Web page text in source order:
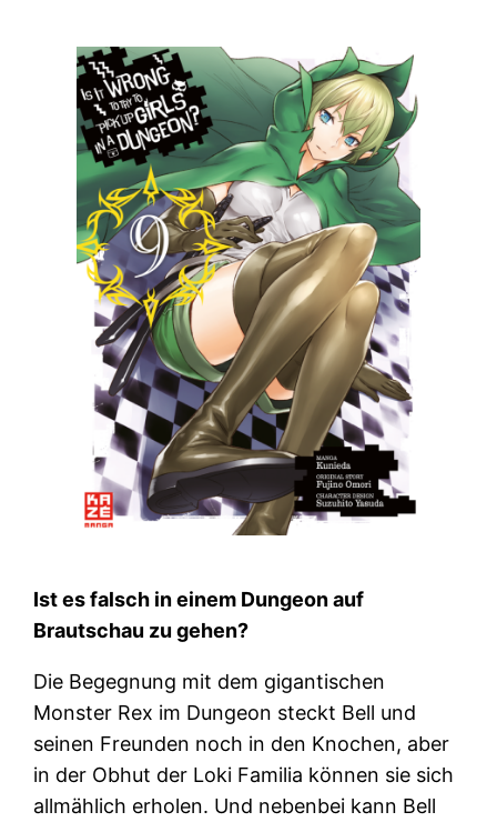
Ist es falsch in einem Dungeon auf
Brautschau zu gehen?
Die Begegnung mit dem gigantischen
Monster Rex im Dungeon steckt Bell und
seinen Freunden noch in den Knochen, aber
in der Obhut der Loki Familia können sie sich
allmählich erholen. Und nebenbei kann Bell